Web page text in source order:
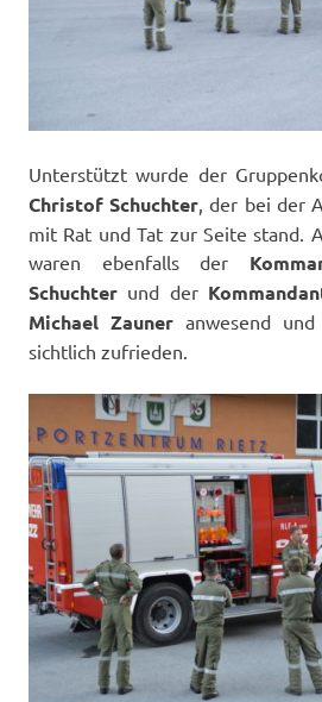
Unterstützt wurde der
Christof Schuchter , der bei der
mit Rat und Tat zur Seite stand.
waren ebenfalls der
Schuchter und der
Michael Zauneranwesend
sichtlich zufrieden.